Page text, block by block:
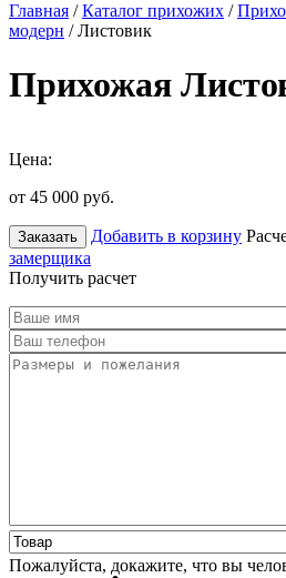
Главная /Каталог прихожих /
модерн / Листовик
Прихожая
Цена:
от 45 000 руб.
Заказать Добавить в корзину
замерщика
Получить расчет
Пожалуйста, докажите, что вы